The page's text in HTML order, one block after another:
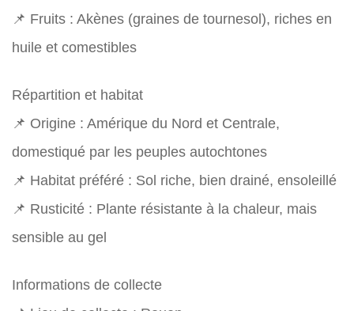
📌 Fruits : Akènes (graines de tournesol), riches en
huile et comestibles
Répartition et habitat
📌 Origine : Amérique du Nord et Centrale,
domestiqué par les peuples autochtones
📌 Habitat préféré : Sol riche, bien drainé, ensoleillé
📌 Rusticité : Plante résistante à la chaleur, mais
sensible au gel
Informations de collecte